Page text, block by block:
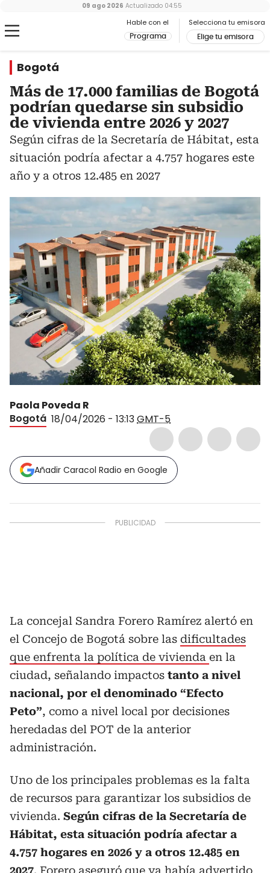
Hable con el
Programa
Selecciona tu emisora
Elige tu emisora
09 ago 2026 Actualizado 04:55
Bogotá
Más de 17.000 familias de Bogotá
podrían quedarse sin subsidio
de vivienda entre 2026 y 2027
Según cifras de la Secretaría de Hábitat, esta
situación podría afectar a 4.757 hogares este
año y a otros 12.485 en 2027
Paola Poveda R
Bogotá 18/04/2026 - 13:13GMT-5
Añadir Caracol Radio en Google
La concejal Sandra Forero Ramírez alertó en
el Concejo de Bogotá sobre las dificultades
que enfrenta la política de vivienda en la
ciudad, señalando impactos tanto a nivel
nacional, por el denominado “Efecto
Peto”, como a nivel local por decisiones
heredadas del POT de la anterior
administración.
Uno de los principales problemas es la falta
de recursos para garantizar los subsidios de
vivienda. Según cifras de la Secretaría de
Hábitat, esta situación podría afectar a
4.757 hogares en 2026 y a otros 12.485 en
2027. Forero aseguró que ya había advertido